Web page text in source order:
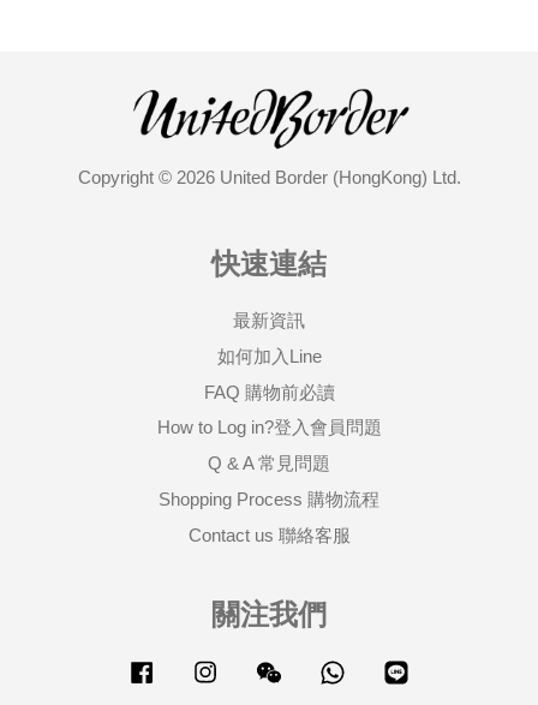
Copyright © 2026 United Border (HongKong) Ltd.
快速連結
最新資訊
如何加入Line
FAQ 購物前必讀
How to Log in?登入會員問題
Q & A 常見問題
Shopping Process 購物流程
Contact us 聯絡客服
關注我們
Facebook Instagram Wechat Whatsapp